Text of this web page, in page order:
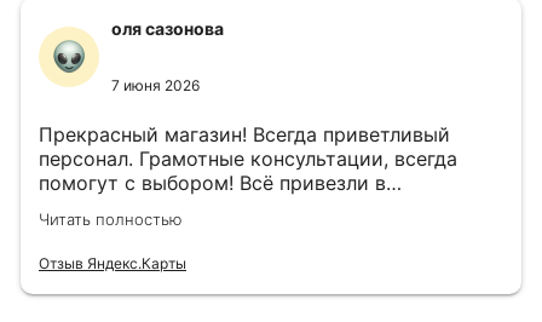
оля сазонова
7 июня 2026
Прекрасный магазин! Всегда приветливый
персонал. Грамотные консультации, всегда
помогут с выбором! Всё привезли в
назначенный день!
Читать полностью
Отзыв Яндекс.Карты